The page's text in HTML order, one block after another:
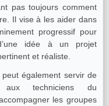
pas toujours comment
Il vise à les aider dans
progressif pour
idée à un projet
et réaliste.
également servir de
aux techniciens du
les groupes